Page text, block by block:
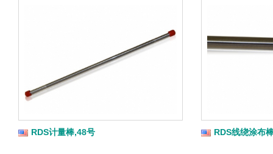
RDS计量棒,48号 RDS线绕涂布